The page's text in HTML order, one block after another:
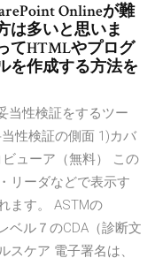
Onlineが難
は多いと思いま
てHTMLやプログ
を作成する方法を
当性検証をするツー
性検証の側面 1)カバ
ューア（無料） この
リーダなどで表示す
ます。 ASTMの
ベル７のCDA（診断文
ケア 電子署名は、